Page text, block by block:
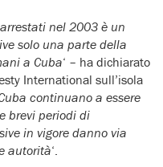
nel 2003 è un
solo una parte della
a Cuba‘ – ha dichiarato
International sull’isola
continuano a essere
brevi periodi di
in vigore danno via
autorità‘.